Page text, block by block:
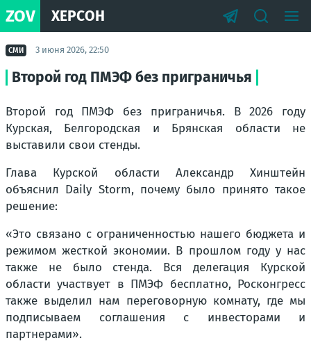
ZOV ХЕРСОН
СМИ 3 июня 2026, 22:50
Второй год ПМЭФ без приграничья
Второй год ПМЭФ без приграничья. В 2026 году
Курская, Белгородская и Брянская области не
выставили свои стенды.
Глава Курской области Александр Хинштейн
объяснил Daily Storm, почему было принято такое
решение:
«Это связано с ограниченностью нашего бюджета и
режимом жесткой экономии. В прошлом году у нас
также не было стенда. Вся делегация Курской
области участвует в ПМЭФ бесплатно, Росконгресс
также выделил нам переговорную комнату, где мы
подписываем соглашения с инвесторами и
партнерами».